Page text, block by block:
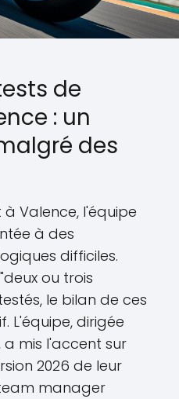
de
: un
des
Valence, l'équipe
à des
difficiles.
ou trois
le bilan de ces
L'équipe, dirigée
a mis l'accent sur
2026 de leur
team manager